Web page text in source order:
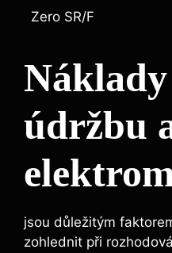
Zero SR/F
údržbu
jsou důležitým
zohlednit při